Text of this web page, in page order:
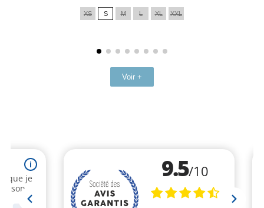
XS S M L XL XXL
Voir +